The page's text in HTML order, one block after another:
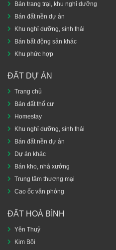
Bán trang trại, khu nghỉ dưỡng
Bán đất nền dự án
Khu nghỉ dưỡng, sinh thái
Bán bất động sản khác
Khu phức hợp
ĐẤT DỰ ÁN
Trang chủ
Bán đất thổ cư
Homestay
Khu nghỉ dưỡng, sinh thái
Bán đất nền dự án
Dự án khác
Bán kho, nhà xưởng
Trung tâm thương mại
Cao ốc văn phòng
ĐẤT HOÀ BÌNH
Yên Thuỷ
Kim Bôi